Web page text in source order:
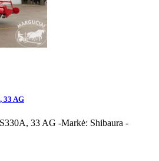
33 AG
33 AG -Markė: Shibaura -